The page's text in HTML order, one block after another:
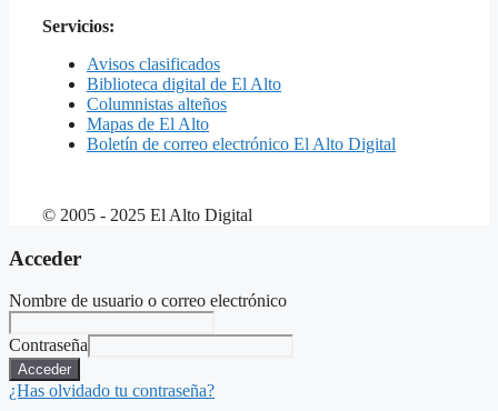
Servicios:
Avisos clasificados
Biblioteca digital de El Alto
Columnistas alteños
Mapas de El Alto
Boletín de correo electrónico El Alto Digital
© 2005 - 2025 El Alto Digital
Acceder
Nombre de usuario o correo electrónico
Contraseña
Acceder
¿Has olvidado tu contraseña?